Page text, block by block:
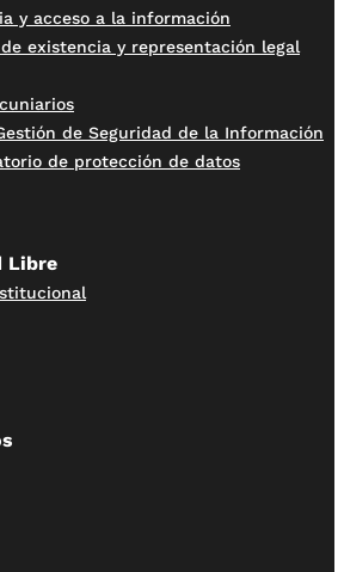
y acceso a la información
existencia y representación legal
de Seguridad de la Información
de protección de datos
Libre